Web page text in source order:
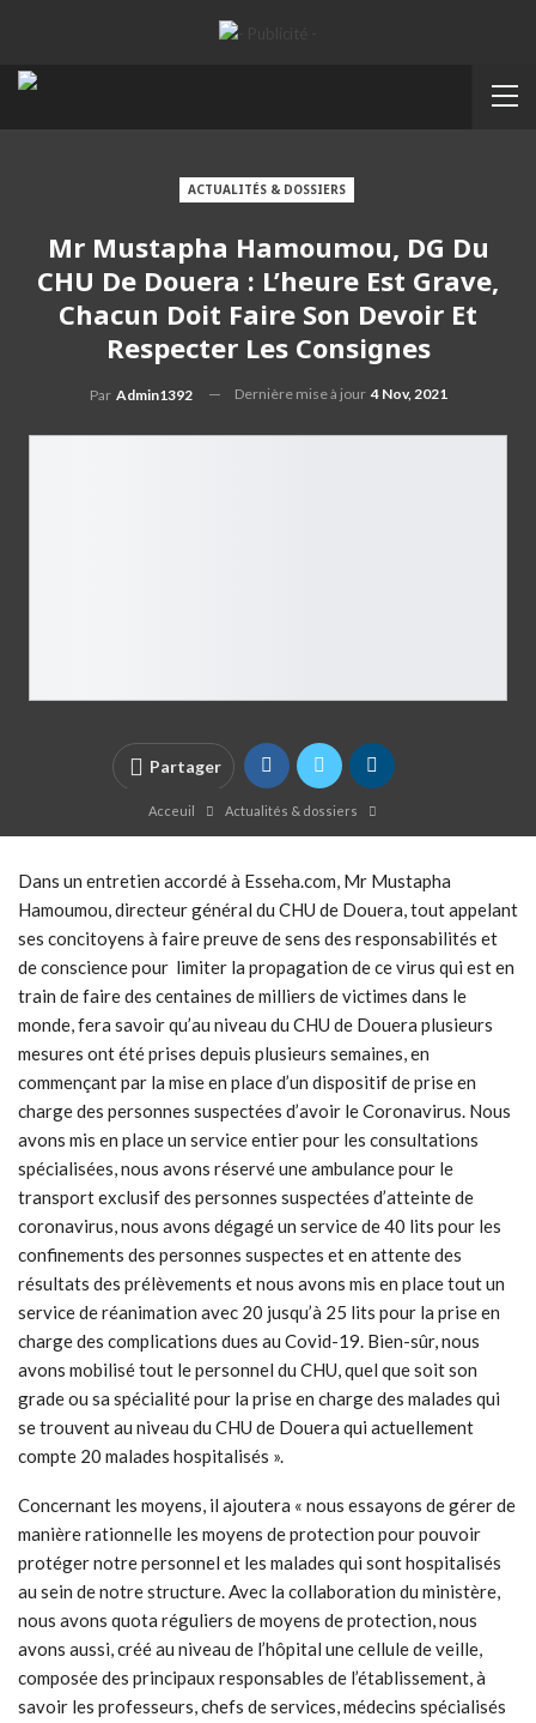
ACTUALITÉS & DOSSIERS
Mr Mustapha Hamoumou, DG Du
CHU De Douera : L’heure Est Grave,
Chacun Doit Faire Son Devoir Et
Respecter Les Consignes
Par Admin1392 Dernière mise à jour 4 Nov, 2021
Partager
Acceuil Actualités & dossiers
Dans un entretien accordé à Esseha.com, Mr Mustapha
Hamoumou, directeur général du CHU de Douera, tout appelant
ses concitoyens à faire preuve de sens des responsabilités et
de conscience pour limiter la propagation de ce virus qui est en
train de faire des centaines de milliers de victimes dans le
monde, fera savoir qu’au niveau du CHU de Douera plusieurs
mesures ont été prises depuis plusieurs semaines, en
commençant par la mise en place d’un dispositif de prise en
charge des personnes suspectées d’avoir le Coronavirus. Nous
avons mis en place un service entier pour les consultations
spécialisées, nous avons réservé une ambulance pour le
transport exclusif des personnes suspectées d’atteinte de
coronavirus, nous avons dégagé un service de 40 lits pour les
confinements des personnes suspectes et en attente des
résultats des prélèvements et nous avons mis en place tout un
service de réanimation avec 20 jusqu’à 25 lits pour la prise en
charge des complications dues au Covid-19. Bien-sûr, nous
avons mobilisé tout le personnel du CHU, quel que soit son
grade ou sa spécialité pour la prise en charge des malades qui
se trouvent au niveau du CHU de Douera qui actuellement
compte 20 malades hospitalisés ».
Concernant les moyens, il ajoutera « nous essayons de gérer de
manière rationnelle les moyens de protection pour pouvoir
protéger notre personnel et les malades qui sont hospitalisés
au sein de notre structure. Avec la collaboration du ministère,
nous avons quota réguliers de moyens de protection, nous
avons aussi, créé au niveau de l’hôpital une cellule de veille,
composée des principaux responsables de l’établissement, à
savoir les professeurs, chefs de services, médecins spécialisés